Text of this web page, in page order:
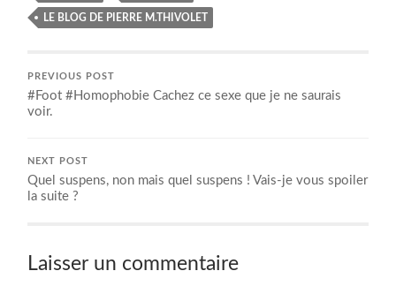
LE BLOG DE PIERRE M.THIVOLET
PREVIOUS POST
#Foot #Homophobie Cachez ce sexe que je ne saurais
voir.
NEXT POST
Quel suspens, non mais quel suspens ! Vais-je vous spoiler
la suite ?
Laisser un commentaire